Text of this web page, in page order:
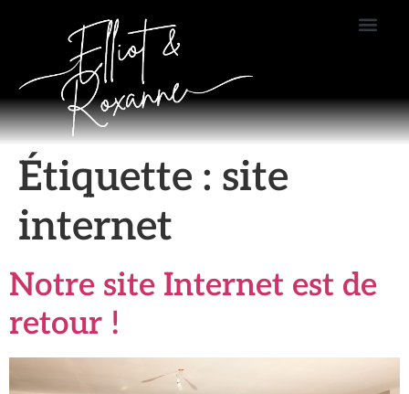
Étiquette : site
internet
Notre site Internet est de
retour !